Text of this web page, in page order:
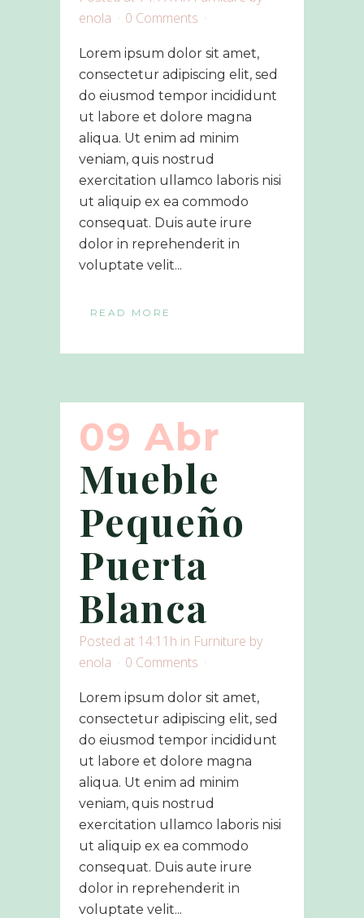
enola
0 Comments
Lorem ipsum dolor sit amet,
consectetur adipiscing elit, sed
do eiusmod tempor incididunt
ut labore et dolore magna
aliqua. Ut enim ad minim
veniam, quis nostrud
exercitation ullamco laboris nisi
ut aliquip ex ea commodo
consequat. Duis aute irure
dolor in reprehenderit in
voluptate velit...
READ MORE
09 Abr
Mueble
Pequeño
Puerta
Blanca
Posted at 14:11h in Furniture by
enola
0 Comments
Lorem ipsum dolor sit amet,
consectetur adipiscing elit, sed
do eiusmod tempor incididunt
ut labore et dolore magna
aliqua. Ut enim ad minim
veniam, quis nostrud
exercitation ullamco laboris nisi
ut aliquip ex ea commodo
consequat. Duis aute irure
dolor in reprehenderit in
voluptate velit...